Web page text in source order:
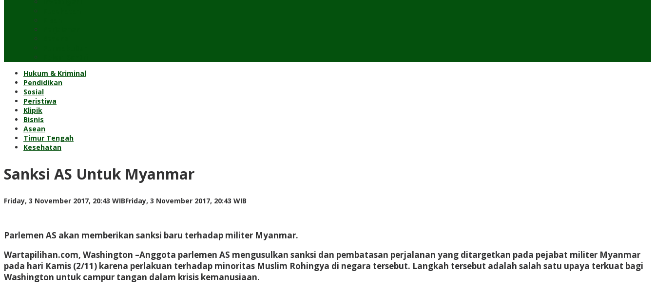
Hukum & Kriminal
Pendidikan
Sosial
Peristiwa
Klipik
Bisnis
Asean
Timur Tengah
Kesehatan
Sanksi AS Untuk Myanmar
Friday, 3 November 2017, 20:43 WIBFriday, 3 November 2017, 20:43 WIB
Parlemen AS akan memberikan sanksi baru terhadap militer Myanmar.
Wartapilihan.com, Washington –Anggota parlemen AS mengusulkan sanksi dan pembatasan perjalanan yang ditargetkan pada pejabat militer Myanmar
pada hari Kamis (2/11) karena perlakuan terhadap minoritas Muslim Rohingya di negara tersebut. Langkah tersebut adalah salah satu upaya terkuat bagi
Washington untuk campur tangan dalam krisis kemanusiaan.